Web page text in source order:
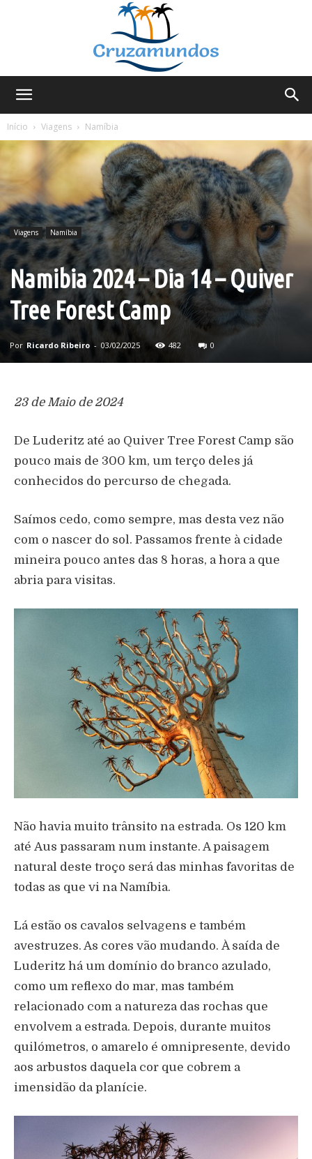
Início
Viagens Namíbia
Viagens Namíbia
Namibia 2024 – Dia 14 – Quiver
Tree Forest Camp
Por Ricardo Ribeiro - 03/02/2025 482 0
23 de Maio de 2024
De Luderitz até ao Quiver Tree Forest Camp são
pouco mais de 300 km, um terço deles já
conhecidos do percurso de chegada.
Saímos cedo, como sempre, mas desta vez não
com o nascer do sol. Passamos frente à cidade
mineira pouco antes das 8 horas, a hora a que
abria para visitas.
Não havia muito trânsito na estrada. Os 120 km
até Aus passaram num instante. A paisagem
natural deste troço será das minhas favoritas de
todas as que vi na Namíbia.
Lá estão os cavalos selvagens e também
avestruzes. As cores vão mudando. Àsaída de
Luderitz há um domínio do branco azulado,
como um reflexo do mar, mas também
relacionado com a natureza das rochas que
envolvem a estrada. Depois, durante muitos
quilómetros, o amarelo é omnipresente, devido
aos arbustos daquela cor que cobrem a
imensidão da planície.